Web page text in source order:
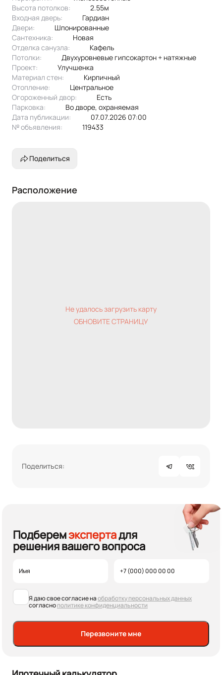
Высота потолков:
2.55м
Входная дверь:
Гардиан
Двери:
шпонированные
Сантехника:
новая
Отделка санузла:
кафель
Потолки:
Двухуровневые гипсокартон + натяжные
Проект:
улучшенка
Материал стен:
Кирпичный
Отопление:
центральное
Огороженный двор:
Есть
Парковка:
во дворе, охраняемая
Дата публикации:
07.07.2026 07:00
№ объявления:
119433
Поделиться
Расположение
Не удалось загрузить карту
ОБНОВИТЕ СТРАНИЦУ
Поделиться:
Подберемэкспертадля
решения вашего вопроса
Я даю свое согласие наобработку персональных данных
согласнополитике конфиденциальности
Перезвоните мне